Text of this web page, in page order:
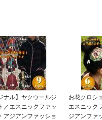
ナル】ヤクウールジ
／エスニックファッ
アジアンファッショ
お花クロシ
エスニック
ジアンファ